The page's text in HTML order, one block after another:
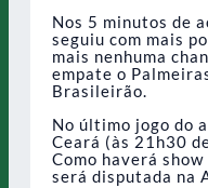
Nos 5 minutos de
seguiu com mais
mais nenhuma
empate o
Brasileirão.
No último jogo do
Ceará (às 21h30
Como haverá
será disputada na